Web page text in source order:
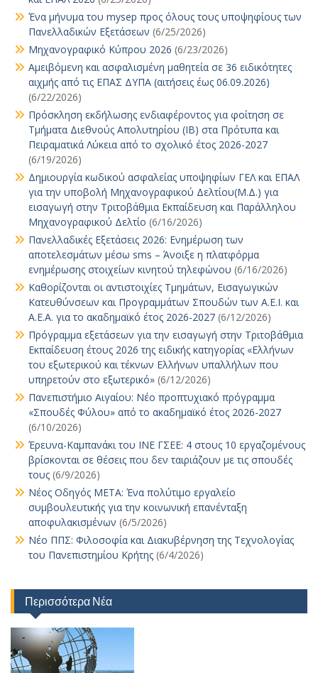
Ένα μήνυμα του mysep προς όλους τους υποψηφίους των
Πανελλαδικών Εξετάσεων (6/25/2026)
Μηχανογραφικό Κύπρου 2026 (6/23/2026)
Αμειβόμενη και ασφαλισμένη μαθητεία σε 36 ειδικότητες
αιχμής από τις ΕΠΑΣ ΔΥΠΑ (αιτήσεις έως 06.09.2026)
(6/22/2026)
Πρόσκληση εκδήλωσης ενδιαφέροντος για φοίτηση σε
Τμήματα Διεθνούς Απολυτηρίου (IB) στα Πρότυπα και
Πειραματικά Λύκεια από το σχολικό έτος 2026-2027
(6/19/2026)
Δημιουργία κωδικού ασφαλείας υποψηφίων ΓΕΛ και ΕΠΑΛ
για την υποβολή Μηχανογραφικού Δελτίου(Μ.Δ.) για
εισαγωγή στην Τριτοβάθμια Εκπαίδευση και Παράλληλου
Μηχανογραφικού Δελτίο (6/16/2026)
Πανελλαδικές Εξετάσεις 2026: Ενημέρωση των
αποτελεσμάτων μέσω sms – Άνοιξε η πλατφόρμα
ενημέρωσης στοιχείων κινητού τηλεφώνου (6/16/2026)
Καθορίζονται οι αντιστοιχίες Τμημάτων, Εισαγωγικών
Κατευθύνσεων και Προγραμμάτων Σπουδών των Α.Ε.Ι. και
Α.Ε.Α. για το ακαδημαϊκό έτος 2026-2027 (6/12/2026)
Πρόγραμμα εξετάσεων για την εισαγωγή στην Τριτοβάθμια
Εκπαίδευση έτους 2026 της ειδικής κατηγορίας «Ελλήνων
του εξωτερικού και τέκνων Ελλήνων υπαλλήλων που
υπηρετούν στο εξωτερικό» (6/12/2026)
Πανεπιστήμιο Αιγαίου: Νέο προπτυχιακό πρόγραμμα
«Σπουδές Φύλου» από το ακαδημαϊκό έτος 2026-2027
(6/10/2026)
Έρευνα-Καμπανάκι του ΙΝΕ ΓΣΕΕ: 4 στους 10 εργαζομένους
βρίσκονται σε θέσεις που δεν ταιριάζουν με τις σπουδές
τους (6/9/2026)
Νέος Οδηγός ΜΕΤΑ: Ένα πολύτιμο εργαλείο
συμβουλευτικής για την κοινωνική επανένταξη
αποφυλακισμένων (6/5/2026)
Νέο ΠΠΣ: Φιλοσοφία και Διακυβέρνηση της Τεχνολογίας
του Πανεπιστημίου Κρήτης (6/4/2026)
Περισσότερα Νέα